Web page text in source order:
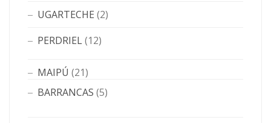
UGARTECHE (2)
PERDRIEL(12)
MAIPÚ (21)
BARRANCAS (5)